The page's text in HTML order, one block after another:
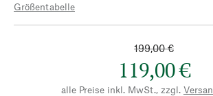
Größentabelle
199,00 €
119,00 €
alle Preise inkl. MwSt., zzgl.